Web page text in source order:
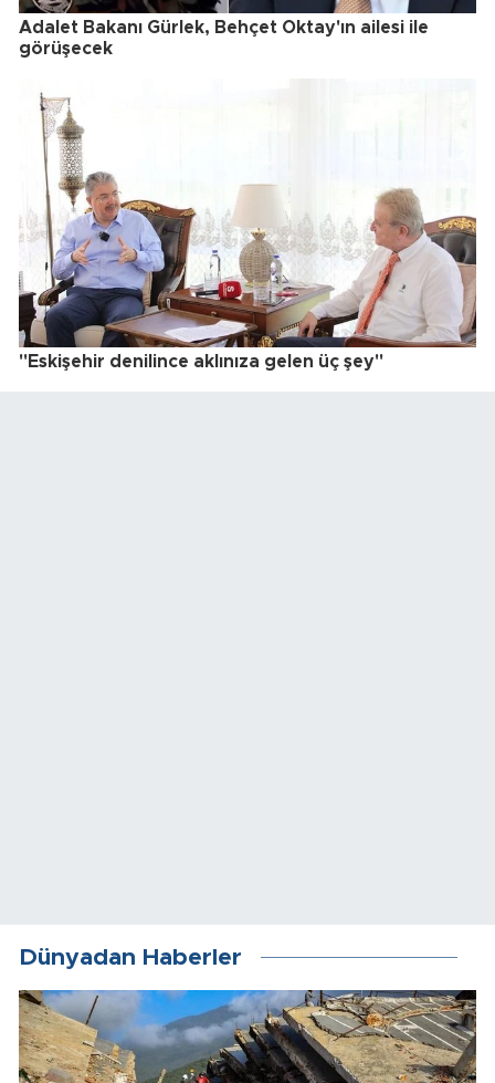
Adalet Bakanı Gürlek, Behçet Oktay'ın ailesi ile
görüşecek
"Eskişehir denilince aklınıza gelen üç şey"
Dünyadan Haberler